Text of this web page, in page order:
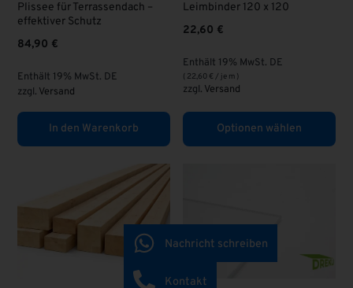
Plissee für Terrassendach –
effektiver Schutz
84,90 €
Enthält 19% MwSt. DE
zzgl. Versand
In den Warenkorb
Leimbinder 120 x 120
22,60 €
Enthält 19% MwSt. DE
( 22,60 € / je m )
zzgl. Versand
Optionen wählen
Nachricht schreiben
Kontakt